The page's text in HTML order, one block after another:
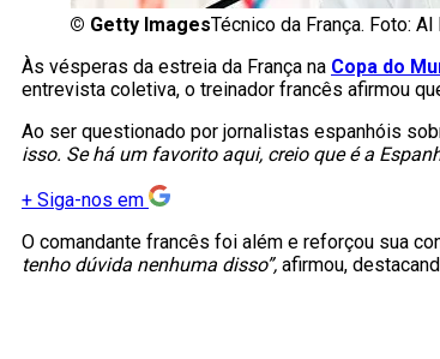
© Getty ImagesTécnico da França. Foto:
Às vésperas da estreia da França na Copa do
entrevista coletiva, o treinador francês afirmou
Ao ser questionado por jornalistas espanhóis
isso. Se há um favorito aqui, creio que é a
+ Siga-nos em
O comandante francês foi além e reforçou sua
tenho dúvida nenhuma disso”, afirmou,